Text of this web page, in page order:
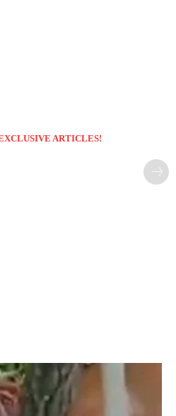
ARTICLES!